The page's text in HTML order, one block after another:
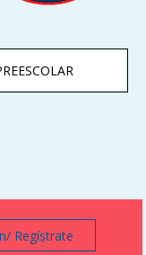
Regístrate